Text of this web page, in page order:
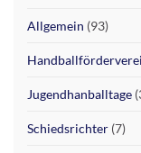
Allgemein (93)
Jugendhanballtage
Schiedsrichter (7)